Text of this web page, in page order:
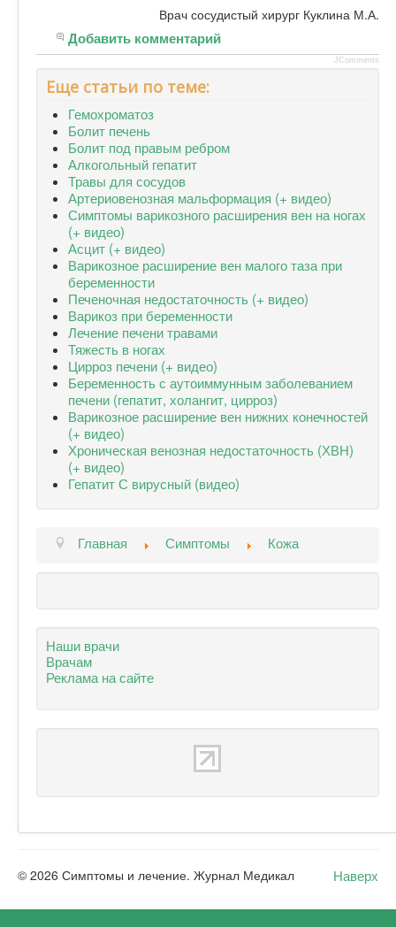
Врач сосудистый хирург Куклина М.А.
Добавить комментарий
JComments
Еще статьи по теме:
Гемохроматоз
Болит печень
Болит под правым ребром
Алкогольный гепатит
Травы для сосудов
Артериовенозная мальформация (+ видео)
Симптомы варикозного расширения вен на ногах
(+ видео)
Асцит (+ видео)
Варикозное расширение вен малого таза при
беременности
Печеночная недостаточность (+ видео)
Варикоз при беременности
Лечение печени травами
Тяжесть в ногах
Цирроз печени (+ видео)
Беременность с аутоиммунным заболеванием
печени (гепатит, холангит, цирроз)
Варикозное расширение вен нижних конечностей
(+ видео)
Хроническая венозная недостаточность (ХВН)
(+ видео)
Гепатит С вирусный (видео)
Главная Симптомы Кожа
Наши врачи
Врачам
Реклама на сайте
Наверх
© 2026 Симптомы и лечение. Журнал Медикал